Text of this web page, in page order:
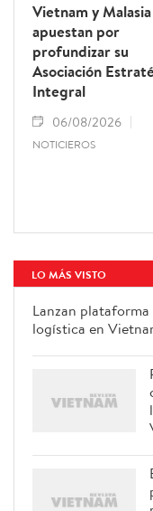
Vietnam y Malasia
apuestan por
profundizar su
Asociación
Integral
06/08/2026
NOTICIEROS
LO MÁS VISTO